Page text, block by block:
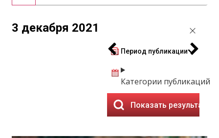
3 декабря 2021
Период публикации
Категории публикаций
Показать результаты